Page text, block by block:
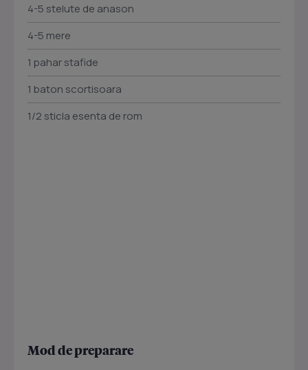
4-5 stelute de anason
4-5 mere
1 pahar stafide
1 baton scortisoara
1/2 sticla esenta de rom
Mod de preparare